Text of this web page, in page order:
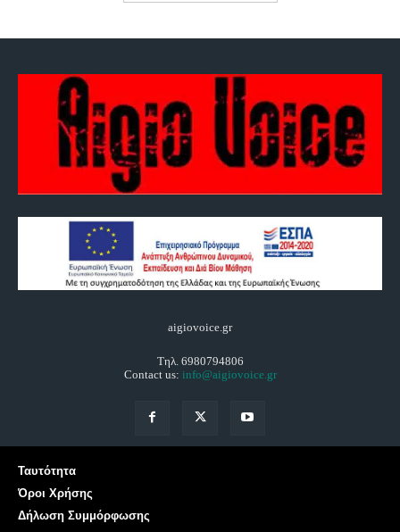
aigiovoice.gr
Τηλ. 6980794806
Contact us: info@aigiovoice.gr
Ταυτότητα
Όροι Χρήσης
Δήλωση Συμμόρφωσης